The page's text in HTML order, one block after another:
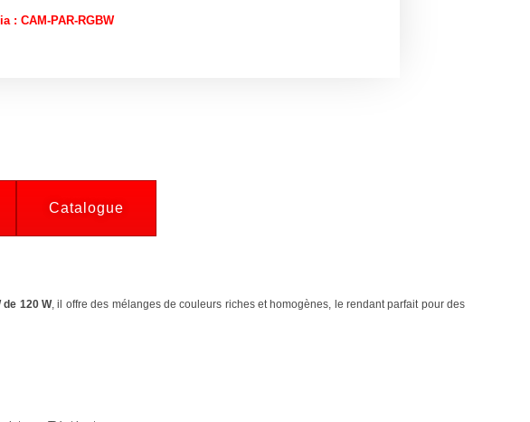
: CAM-PAR-RGBW
Catalogue
de 120 W, il offre des mélanges de couleurs riches et homogènes, le rendant parfait pour des